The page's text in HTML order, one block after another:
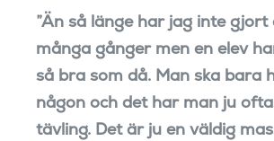
”Än så länge har jag inte gjort
många gånger men en elev
så bra som då. Man ska bara
någon och det har man ju
tävling. Det är ju en väldig